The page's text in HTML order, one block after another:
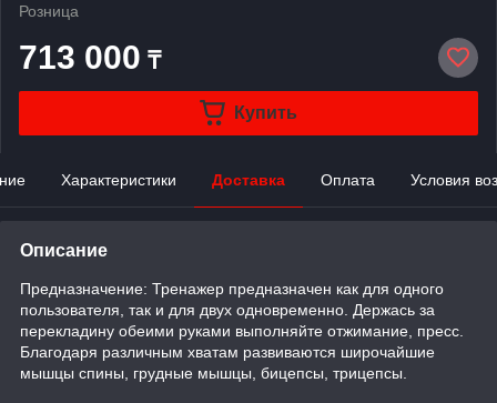
Розница
713 000 ₸
Купить
Характеристики Доставка Оплата Условия
Описание
Предназначение: Тренажер предназначен как для одного
пользователя, так и для двух одновременно. Держась за
перекладину обеими руками выполняйте отжимание, пресс.
Благодаря различным хватам развиваются широчайшие
мышцы спины, грудные мышцы, бицепсы, трицепсы.